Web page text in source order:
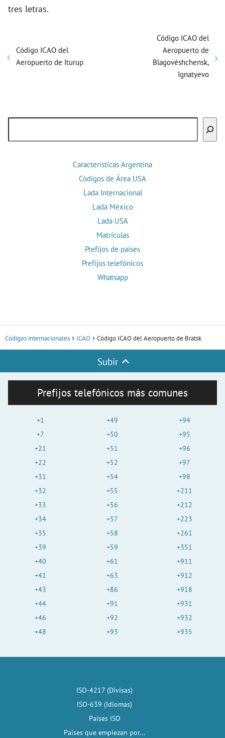
tres letras.
Código ICAO del
Aeropuerto de Iturup
Código ICAO del
Aeropuerto de
Blagovéshchensk,
Ignatyevo
Características Argentina
Códigos de Área USA
Lada Internacional
Lada México
Lada USA
Matrículas
Prefijos de países
Prefijos telefónicos
Whatsapp
Códigos internacionales ICAO Código ICAO del Aeropuerto de Bratsk
Subir
Prefijos telefónicos más comunes
+1
+7
+21
+22
+31
+32
+33
+34
+35
+39
+40
+41
+43
+44
+46
+48
+49
+50
+51
+52
+54
+55
+56
+57
+58
+59
+61
+63
+86
+91
+92
+93
+94
+95
+96
+97
+98
+211
+212
+223
+261
+351
+911
+912
+918
+931
+932
+935
ISO-4217 (Divisas)
ISO-639 (Idiomas)
Países ISO
Países que empiezan por...